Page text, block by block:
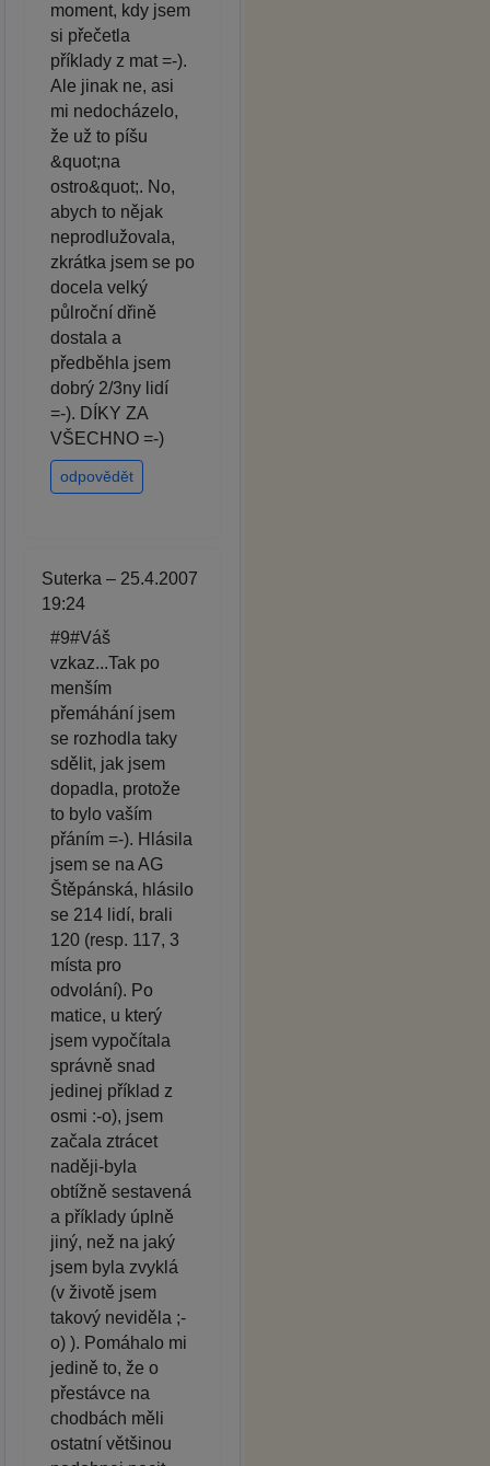
moment, kdy jsem
si přečetla
příklady z mat =-).
Ale jinak ne, asi
mi nedocházelo,
že už to píšu
&quot;na
ostro&quot;. No,
abych to nějak
neprodlužovala,
zkrátka jsem se po
docela velký
půlroční dřině
dostala a
předběhla jsem
dobrý 2/3ny lidí
=-). DÍKY ZA
VŠECHNO =-)
odpovědět
Suterka – 25.4.2007
19:24
#9#Váš
vzkaz...Tak po
menším
přemáhání jsem
se rozhodla taky
sdělit, jak jsem
dopadla, protože
to bylo vaším
přáním =-). Hlásila
jsem se na AG
Štěpánská, hlásilo
se 214 lidí, brali
120 (resp. 117, 3
místa pro
odvolání). Po
matice, u který
jsem vypočítala
správně snad
jedinej příklad z
osmi :-o), jsem
začala ztrácet
naději-byla
obtížně sestavená
a příklady úplně
jiný, než na jaký
jsem byla zvyklá
(v životě jsem
takový neviděla ;-
o) ). Pomáhalo mi
jedině to, že o
přestávce na
chodbách měli
ostatní většinou